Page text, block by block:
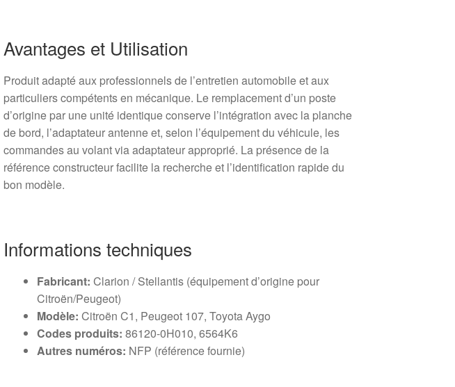
Avantages et Utilisation
Produit adapté aux professionnels de l’entretien automobile et aux
particuliers compétents en mécanique. Le remplacement d’un poste
d’origine par une unité identique conserve l’intégration avec la planche
de bord, l’adaptateur antenne et, selon l’équipement du véhicule, les
commandes au volant via adaptateur approprié. La présence de la
référence constructeur facilite la recherche et l’identification rapide du
bon modèle.
Informations techniques
Fabricant: Clarion / Stellantis (équipement d’origine pour
Citroën/Peugeot)
Modèle: Citroën C1, Peugeot 107, Toyota Aygo
Codes produits: 86120-0H010, 6564K6
Autres numéros: NFP (référence fournie)